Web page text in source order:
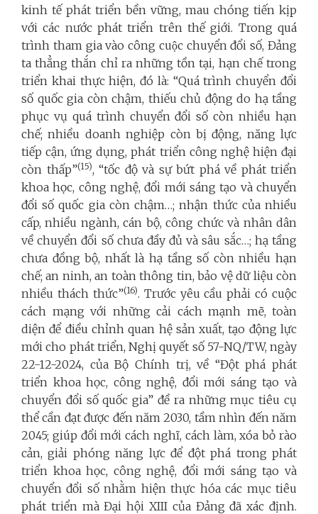
kinh tế phát triển bền vững, mau chóng tiến kịp
với các nước phát triển trên thế giới. Trong quá
trình tham gia vào công cuộc chuyển đổi số, Đảng
ta thẳng thắn chỉ ra những tồn tại, hạn chế trong
triển khai thực hiện, đó là: “Quá trình chuyển đổi
số quốc gia còn chậm, thiếu chủ động do hạ tầng
phục vụ quá trình chuyển đổi số còn nhiều hạn
chế; nhiều doanh nghiệp còn bị động, năng lực
tiếp cận, ứng dụng, phát triển công nghệ hiện đại
còn thấp”(15), “tốc độ và sự bứt phá về phát triển
khoa học, công nghệ, đổi mới sáng tạo và chuyển
đổi số quốc gia còn chậm…; nhận thức của nhiều
cấp, nhiều ngành, cán bộ, công chức và nhân dân
về chuyển đổi số chưa đầy đủ và sâu sắc…; hạ tầng
chưa đồng bộ, nhất là hạ tầng số còn nhiều hạn
chế; an ninh, an toàn thông tin, bảo vệ dữ liệu còn
nhiều thách thức”(16). Trước yêu cầu phải có cuộc
cách mạng với những cải cách mạnh mẽ, toàn
diện để điều chỉnh quan hệ sản xuất, tạo động lực
mới cho phát triển, Nghị quyết số 57-NQ/TW, ngày
22-12-2024, của Bộ Chính trị, về “Đột phá phát
triển khoa học, công nghệ, đổi mới sáng tạo và
chuyển đổi số quốc gia” đề ra những mục tiêu cụ
thể cần đạt được đến năm 2030, tầm nhìn đến năm
2045; giúp đổi mới cách nghĩ, cách làm, xóa bỏ rào
cản, giải phóng năng lực để đột phá trong phát
triển khoa học, công nghệ, đổi mới sáng tạo và
chuyển đổi số nhằm hiện thực hóa các mục tiêu
phát triển mà Đại hội XIII của Đảng đã xác định.